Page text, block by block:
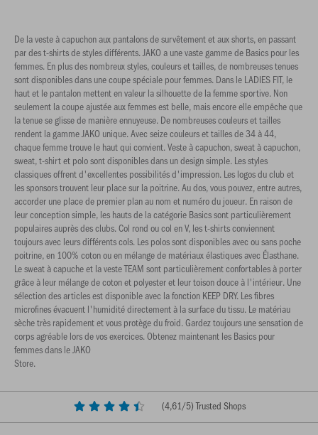
De la veste à capuchon aux pantalons de survêtement et aux shorts, en passant
par des t-shirts de styles différents. JAKO a une vaste gamme de Basics pour les
femmes. En plus des nombreux styles, couleurs et tailles, de nombreuses tenues
sont disponibles dans une coupe spéciale pour femmes. Dans le LADIES FIT, le
haut et le pantalon mettent en valeur la silhouette de la femme sportive. Non
seulement la coupe ajustée aux femmes est belle, mais encore elle empêche que
la tenue se glisse de manière ennuyeuse. De nombreuses couleurs et tailles
rendent la gamme JAKO unique. Avec seize couleurs et tailles de 34 à 44,
chaque femme trouve le haut qui convient. Veste à capuchon, sweat à capuchon,
sweat, t-shirt et polo sont disponibles dans un design simple. Les styles
classiques offrent d'excellentes possibilités d'impression. Les logos du club et
les sponsors trouvent leur place sur la poitrine. Au dos, vous pouvez, entre autres,
accorder une place de premier plan au nom et numéro du joueur. En raison de
leur conception simple, les hauts de la catégorie Basics sont particulièrement
populaires auprès des clubs. Col rond ou col en V, les t-shirts conviennent
toujours avec leurs différents cols. Les polos sont disponibles avec ou sans poche
poitrine, en 100% coton ou en mélange de matériaux élastiques avec Élasthane.
Le sweat à capuche et la veste TEAM sont particulièrement confortables à porter
grâce à leur mélange de coton et polyester et leur toison douce à l'intérieur. Une
sélection des articles est disponible avec la fonction KEEP DRY. Les fibres
microfines évacuent l'humidité directement à la surface du tissu. Le matériau
sèche très rapidement et vous protège du froid. Gardez toujours une sensation de
corps agréable lors de vos exercices. Obtenez maintenant les Basics pour
femmes dans le JAKO
Store.
(4,61/5) Trusted Shops